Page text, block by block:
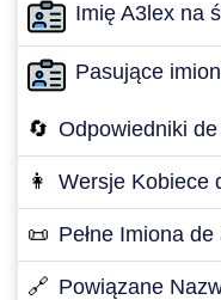
Imię A3lex na
Pasujące
🔄 Odpowiedniki
👩 Wersje Kobiece
📜 Pełne Imiona de
🔗 Powiązane